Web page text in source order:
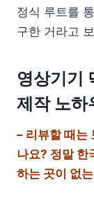
정식 루트를
구한 거라고
영상기기
제작 노하
– 리뷰할 때는
나요? 정말 한
하는 곳이 없